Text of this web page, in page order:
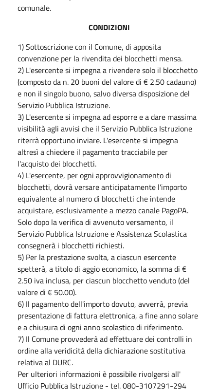
comunale.
CONDIZIONI
1) Sottoscrizione con il Comune, di apposita
convenzione per la rivendita dei blocchetti mensa.
2) L'esercente si impegna a rivendere solo il blocchetto
(composto da n. 20 buoni del valore di € 2.50 cadauno)
e non il singolo buono, salvo diversa disposizione del
Servizio Pubblica Istruzione.
3) L'esercente si impegna ad esporre e a dare massima
visibilità agli avvisi che il Servizio Pubblica Istruzione
riterrà opportuno inviare. L'esercente si impegna
altresì a chiedere il pagamento tracciabile per
l'acquisto dei blocchetti.
4) L'esercente, per ogni approvvigionamento di
blocchetti, dovrà versare anticipatamente l'importo
equivalente al numero di blocchetti che intende
acquistare, esclusivamente a mezzo canale PagoPA.
Solo dopo la verifica di avvenuto versamento, il
Servizio Pubblica Istruzione e Assistenza Scolastica
consegnerà i blocchetti richiesti.
5) Per la prestazione svolta, a ciascun esercente
spetterà, a titolo di aggio economico, la somma di €
2.50 iva inclusa, per ciascun blocchetto venduto (del
valore di € 50.00).
6) Il pagamento dell'importo dovuto, avverrà, previa
presentazione di fattura elettronica, a fine anno solare
e a chiusura di ogni anno scolastico di riferimento.
7) Il Comune provvederà ad effettuare dei controlli in
ordine alla veridicità della dichiarazione sostitutiva
relativa al DURC.
Per ulteriori informazioni è possibile rivolgersi all'
Ufficio Pubblica Istruzione - tel. 080-3107291-294